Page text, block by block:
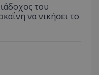
του
να νικήσει το